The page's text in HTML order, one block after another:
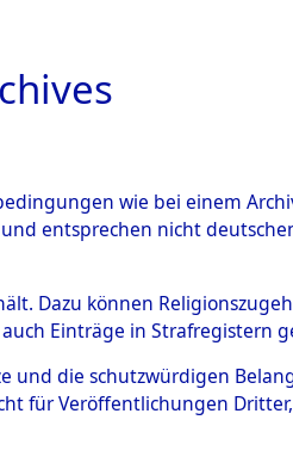
wie bei einem
entsprechen nicht
Dazu können
Einträge in Strafregistern
und die schutzwürdigen
für Veröffentlichungen